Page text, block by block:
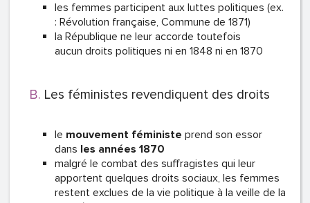
les femmes participent aux luttes politiques (ex.
: Révolution française, Commune de 1871)
la République ne leur accorde toutefois
aucun droits politiques ni en 1848 ni en 1870
Les féministes revendiquent des droits
le mouvement féministe prend son essor
dans les années 1870
malgré le combat des suffragistes qui leur
apportent quelques droits sociaux, les femmes
restent exclues de la vie politique à la veille de la